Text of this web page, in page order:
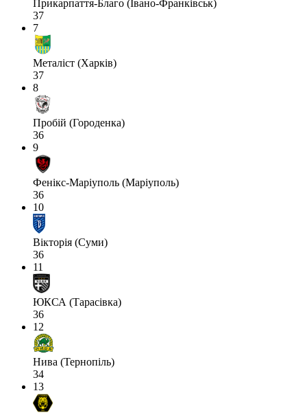
Прикарпаття-Благо (Івано-Франківськ)
37
7
Металіст (Харків)
37
8
Пробій (Городенка)
36
9
Фенікс-Маріуполь (Маріуполь)
36
10
Вікторія (Суми)
36
11
ЮКСА (Тарасівка)
36
12
Нива (Тернопіль)
34
13